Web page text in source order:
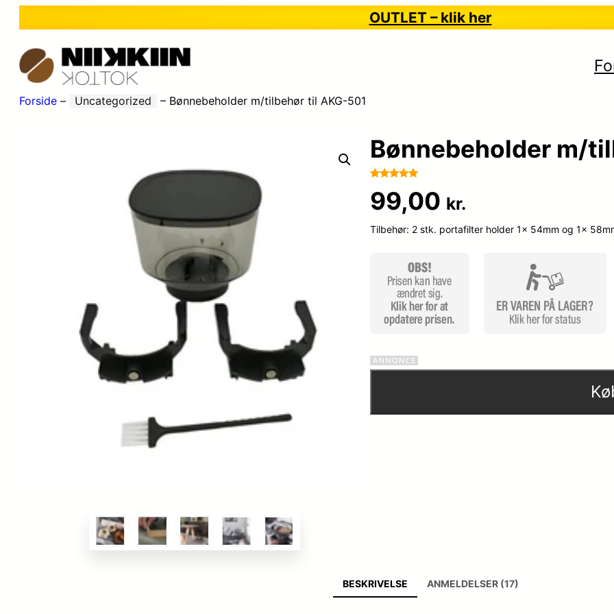
OUTLET – klik her
Forside – Uncategorized – Bønnebeholder m/tilbehør til AKG-501
Bønnebeholder m/
som4.9
baseret på
99,00 kr.
Tilbehør: 2 stk. portafilter holder 1x 54mm og 1x
BESKRIVELSE ANMELDELSER (17)